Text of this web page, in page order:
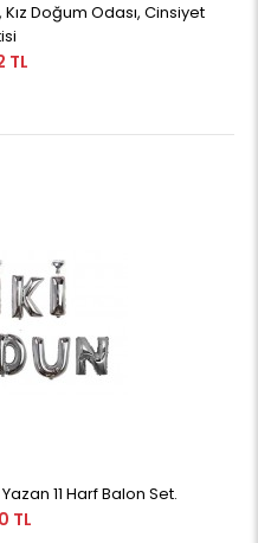
Doğum Odası, Cinsiyet
TL
11 Harf Balon Set.
TL